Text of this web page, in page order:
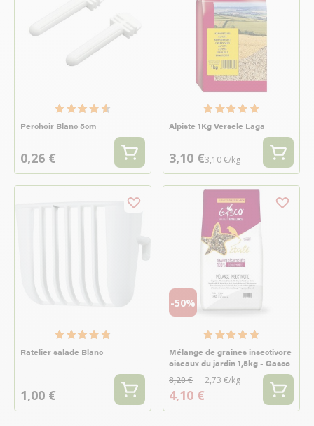
Perchoir Blanc 5cm
0,26 €
Alpiste 1Kg Versele Laga
3,10 €3,10 €/kg
Ratelier salade Blanc
1,00 €
-50%
Mélange de graines insectivore
oiseaux du jardin 1,5kg - Gasco
8,20 €
4,10 €
2,73 €/kg